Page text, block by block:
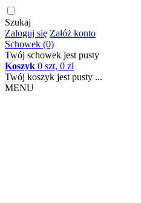
Szukaj
Zaloguj się Załóż konto
Schowek (0)
Twój schowek jest pusty
Koszyk 0 szt, 0 zł
Twój koszyk jest pusty ...
MENU